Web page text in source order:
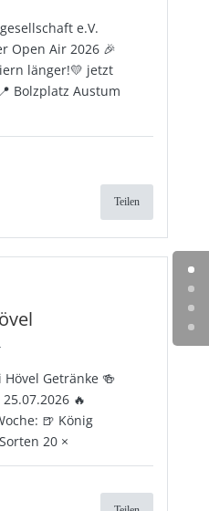
e.V.
Open Air 2026 🎉
länger!💛 jetzt
Bolzplatz Austum
Teilen
Getränke 🍻
🔥
🍺 König
20 ×